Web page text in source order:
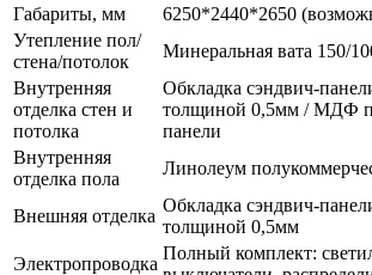
Габариты, мм
6250*2440*2650
Утепление пол/
стена/потолок
Минеральная вата 150/
Внутренняя
отделка стен и
потолка
Обкладка сэндвич-
толщиной 0,5мм / МДФ
панели
Внутренняя
отделка пола
Линолеум
Внешняя отделка
Обкладка сэндвич-
толщиной 0,5мм
Электропроводка
Полный комплект: